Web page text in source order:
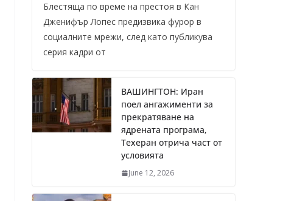
Блестяща по време на престоя в Кан
Дженифър Лопес предизвика фурор в
социалните мрежи, след като публикува
серия кадри от
ВАШИНГТОН: Иран
поел ангажименти за
прекратяване на
ядрената програма,
Техеран отрича част от
условията
June 12, 2026